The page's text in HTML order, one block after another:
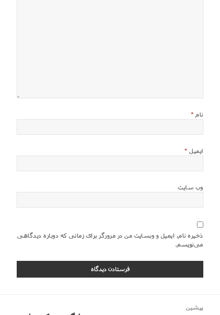
نام *
ایمیل *
وب‌ سایت
ذخیره نام، ایمیل و وبسایت من در مرورگر برای زمانی که دوباره دیدگاهی
می‌نویسم.
نوشته
پیشین